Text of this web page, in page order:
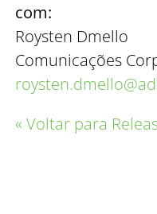
com:
Roysten Dmello
Comunicações
« Voltar para